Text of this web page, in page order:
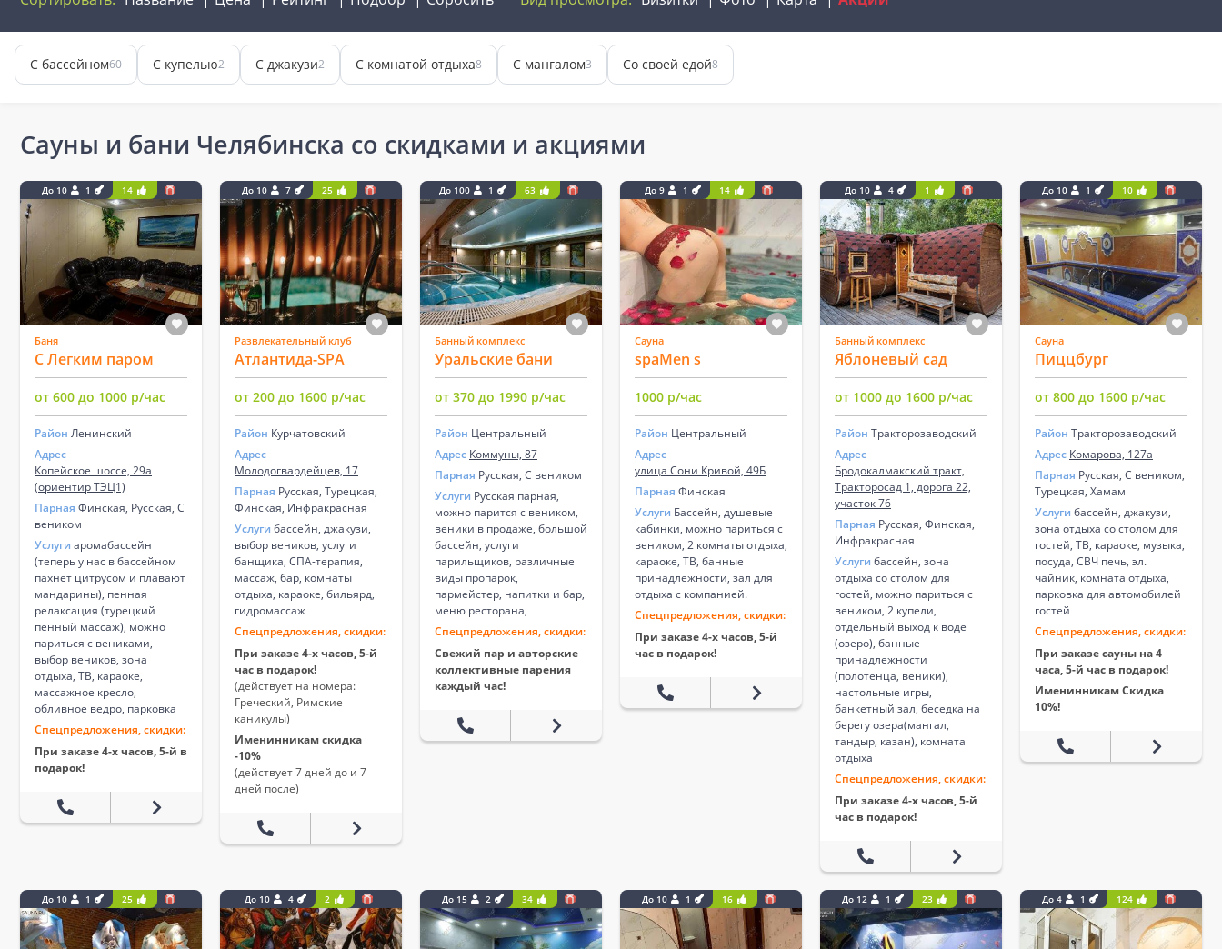
С бассейном60 С купелью2 С джакузи2 С комнатой отдыха8 С мангалом3 Со своей едой8
Сауны и бани Челябинска со скидками и акциями
До 10 1 14
Баня
С Легким паром
от 600 до 1000 р/час
Район Ленинский
Адрес
Копейское шоссе, 29а
(ориентир ТЭЦ1)
Парная Финская, Русская, С
веником
Услуги аромабассейн
(теперь у нас в бассейном
пахнет цитрусом и плавают
мандарины), пенная
релаксация (турецкий
пенный массаж), можно
париться с вениками,
выбор веников, зона
отдыха, ТВ, караоке,
массажное кресло,
обливное ведро, парковка
Спецпредложения, скидки:
При заказе 4-х часов, 5-й в
подарок!
До 10 7 25
Развлекательный клуб
Атлантида-SPA
от 200 до 1600 р/час
Район Курчатовский
Адрес
Молодогвардейцев, 17
Парная Русская, Турецкая,
Финская, Инфракрасная
Услуги бассейн, джакузи,
выбор веников, услуги
банщика, СПА-терапия,
массаж, бар, комнаты
отдыха, караоке, бильярд,
гидромассаж
Спецпредложения, скидки:
При заказе 4-х часов, 5-й
час в подарок!
(действует на номера:
Греческий, Римские
каникулы)
Именинникам скидка
-10%
(действует 7 дней до и 7
дней после)
До 100 1 63
Банный комплекс
Уральские бани
от 370 до 1990 р/час
Район Центральный
Адрес Коммуны, 87
Парная Русская, С веником
Услуги Русская парная,
можно парится с веником,
веники в продаже, большой
бассейн, услуги
парильщиков, различные
виды пропарок,
пармейстер, напитки и бар,
меню ресторана,
Спецпредложения, скидки:
Свежий пар и авторские
коллективные парения
каждый час!
До 9 1 14
Сауна
spaMen s
1000 р/час
Район Центральный
Адрес
улица Сони Кривой, 49Б
Парная Финская
Услуги Бассейн, душевые
кабинки, можно париться с
веником, 2 комнаты отдыха,
караоке, ТВ, банные
принадлежности, зал для
отдыха с компанией.
Спецпредложения, скидки:
При заказе 4-х часов, 5-й
час в подарок!
До 10 4 1
Банный комплекс
Яблоневый сад
от 1000 до 1600 р/час
Район Тракторозаводский
Адрес
Бродокалмакский тракт,
Тракторосад 1, дорога 22,
участок 76
Парная Русская, Финская,
Инфракрасная
Услуги бассейн, зона
отдыха со столом для
гостей, можно париться с
веником, 2 купели,
отдельный выход к воде
(озеро), банные
принадлежности
(полотенца, веники),
настольные игры,
банкетный зал, беседка на
берегу озера(мангал,
тандыр, казан), комната
отдыха
Спецпредложения, скидки:
При заказе 4-х часов, 5-й
час в подарок!
До 10 1 10
Сауна
Пиццбург
от 800 до 1600 р/час
Район Тракторозаводский
Адрес Комарова, 127а
Парная Русская, С веником,
Турецкая, Хамам
Услуги бассейн, джакузи,
зона отдыха со столом для
гостей, ТВ, караоке, музыка,
посуда, СВЧ печь, эл.
чайник, комната отдыха,
парковка для автомобилей
гостей
Спецпредложения, скидки:
При заказе сауны на 4
часа, 5-й час в подарок!
Именинникам Скидка
10%!
До 10 1 25 До 10 4 2 До 15 2 34 До 10 1 16 До 12 1 23 До 4 1 124